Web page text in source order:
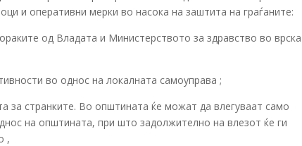
и оперативни мерки во насока на заштита на граѓаните:
од Владата и Министерството за здравство во врска
во однос на локалната самоуправа ;
за странките. Во општината ќе можат да влегуваат само
на општината, при што задолжително на влезот ќе ги
,